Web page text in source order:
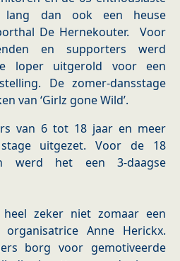
lang dan ook een heuse
De Hernekouter. Voor
en supporters werd
loper uitgerold voor een
De zomer-dansstage
van ‘Girlz gone Wild’.
van 6 tot 18 jaar en meer
uitgezet. Voor de 18
werd het een 3-daagse
heel zeker niet zomaar een
organisatrice Anne Herickx.
borg voor gemotiveerde